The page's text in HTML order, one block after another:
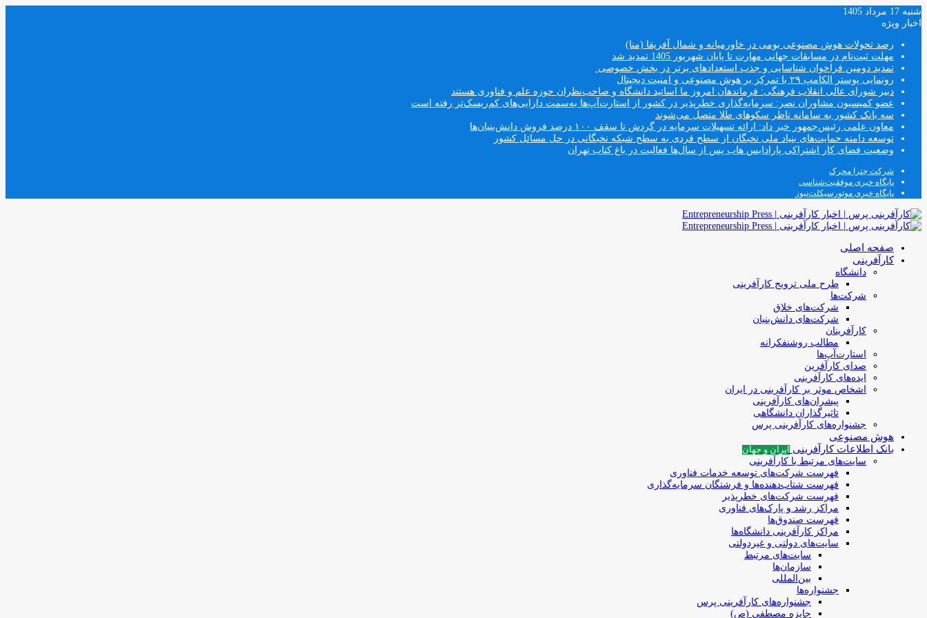
شنبه 17 مرداد 1405
اخبار ویژه
رصد تحولات هوش مصنوعی بومی در خاورمیانه و شمال آفریقا (منا)
مهلت ثبت‌نام در مسابقات جهانی مهارت تا پایان شهریور 1405 تمدید شد
تمدید دومین فراخوان شناسایی و جذب استعدادهای برتر در بخش خصوصی
رونمایی پوستر الکامپ ۲۹ با تمرکز بر هوش مصنوعی و امنیت دیجیتال
دبیر شورای عالی انقلاب فرهنگی: فرماندهان امروز ما اساتید دانشگاه و صاحب‌نظران حوزه علم و فناوری هستند
عضو کمیسیون مشاوران نصر: سرمایه‌گذاری خطرپذیر در کشور از استارت‌آپ‌ها به‌سمت دارایی‌های کم‌ریسک‌تر رفته است
سه بانک کشور به سامانه ناظر سکوهای طلا متصل می‌شوند
معاون علمی رئیس‌جمهور خبر داد: ارائه تسهیلات سرمایه در گردش تا سقف ۱۰۰ درصد فروش دانش‌بنیان‌ها
توسعه دامنه حمایت‌های بنیاد ملی نخبگان از سطح فردی به سطح شبکه نخبگانی در حل مسائل کشور
وضعیت فضای کار اشتراکی پارادایس هاب پس از سال‌ها فعالیت در باغ کتاب تهران
شرکت چترا محرک
پایگاه خبری موفقیت‌شناسی
پایگاه خبری موتورسیکلت‌نیوز
صفحه اصلی
کارآفرینی
دانشگاه
طرح ملی ترویج کارآفرینی
شرکت‌ها
شرکت‌های خلاق
شرکت‌های دانش‌بنیان
کارآفرینان
مطالب روشنفکرانه
استارت‌آپ‌ها
صدای کارآفرین
ایده‌های کارآفرینی
اشخاص موثر بر کارآفرینی در ایران
پیشران‌های کارآفرینی
تاثیرگذاران دانشگاهی
جشنواره‌های کارآفرینی‌ پرس
هوش مصنوعی
بانک اطلاعات کارآفرینی
ایران و جهان
سایت‌های مرتبط با کارآفرینی
فهرست شرکت‌های‌‌ توسعه‌ خدمات فناوری
فهرست شتاب‌دهنده‌ها‌ و فرشتگان‌ سرمایه‌گذاری
فهرست شرکت‌های خطرپذیر
مراکز رشد و پارک‌های فناوری
فهرست صندوق‌ها
مراکز کارآفرینی دانشگاه‌ها
سایت‌های دولتی و غیردولتی
سایت‌های مرتبط
سازمان‌ها
بین‌المللی
جشنواره‌ها
جشنواره‌های کارآفرینی‌ پرس
جایزه مصطفی (ص)